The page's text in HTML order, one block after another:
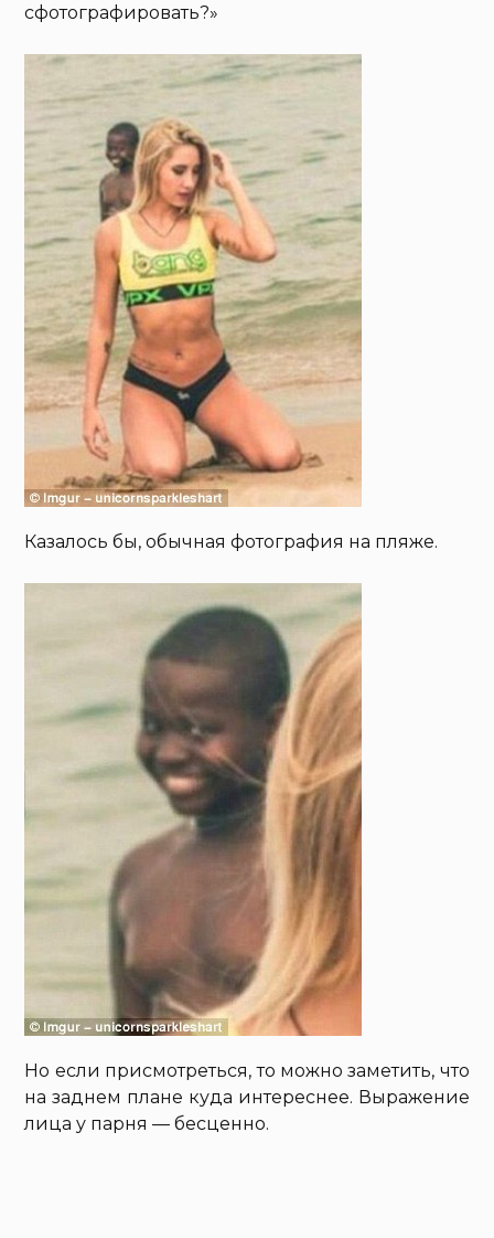
сфотографировать?»
Казалось бы, обычная фотография на пляже.
Но если присмотреться, то можно заметить, что
на заднем плане куда интереснее. Выражение
лица у парня — бесценно.